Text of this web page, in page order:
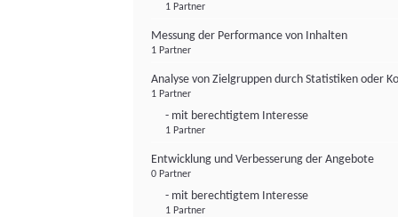
1 Partner
Messung der Performance von Inhalten
1 Partner
Analyse von Zielgruppen durch Statistiken oder
1 Partner
- mit berechtigtem Interesse
1 Partner
Entwicklung und Verbesserung der Angebote
0 Partner
- mit berechtigtem Interesse
1 Partner